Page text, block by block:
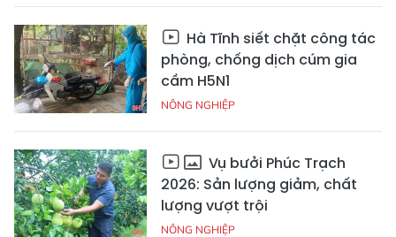
Hà Tĩnh siết chặt công tác
phòng, chống dịch cúm gia
cầm H5N1
NÔNG NGHIỆP
Vụ bưởi Phúc Trạch
2026: Sản lượng giảm, chất
lượng vượt trội
NÔNG NGHIỆP